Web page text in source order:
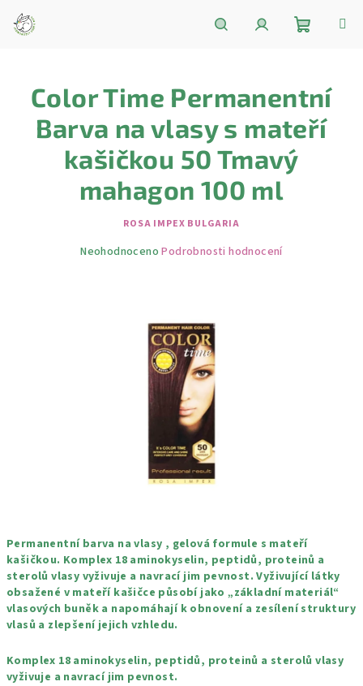
obsah
košík
Permanentní barva na vlasy , gelová formule s mateří
kašičkou. Komplex 18 aminokyselin, peptidů, proteinů a
sterolů vlasy vyživuje a navrací jim pevnost. Vyživující látky
obsažené v mateří kašičce působí jako „základní materiál“
vlasových buněk a napomáhají k obnovení a zesílení struktury
vlasů a zlepšení jejich vzhledu.
Komplex 18 aminokyselin, peptidů, proteinů a sterolů vlasy
vyživuje a navrací jim pevnost.
Color Time Permanentní
Barva na vlasy s mateří
kašičkou 50 Tmavý
mahagon 100 ml
ROSA IMPEX BULGARIA
Průměrné
Neohodnoceno Podrobnosti hodnocení